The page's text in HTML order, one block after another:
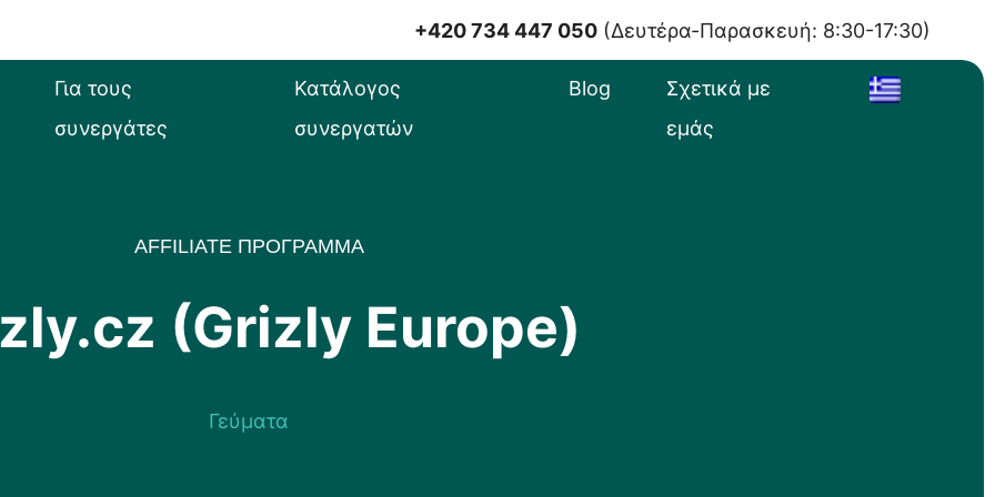
+420 734 447 050 (Δευτέρα-Παρασκευή: 8:30-17:30)
Για τους
συνεργάτες
Κατάλογος
συνεργατών
Blog
Σχετικά με
εμάς
AFFILIATE ΠΡΟΓΡΑΜΜΑ
(Grizly Europe)
Γεύματα